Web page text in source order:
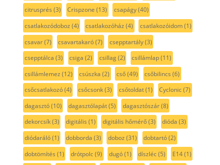
citrusprés (3) Crispzone (13) csapágy(40)
csatlakozódoboz (4) csatlakozóház (4) csatlakozóidom(1)
csavar(7) csavartakaró(7) csepptartály(3)
csepptálca (3) csiga (2) csillag(2) csillámlap(11)
csillámlemez (12) csúszka (2) cső(49) csőbilincs (6)
csőcsatlakozó(4) csőcsonk(3) csőtoldat(1) Cyclonic(7)
dagasztó(10) dagasztólapát(5) dagasztószár(8)
dekorcsík(3) digitális (1) digitális hőmérő(3) dióda (3)
diódaráló(1) dobborda (3) doboz (31) dobtartó(2)
dobtömítés (1) drótpolc(9) dugó(1) díszléc(5) E14(1)